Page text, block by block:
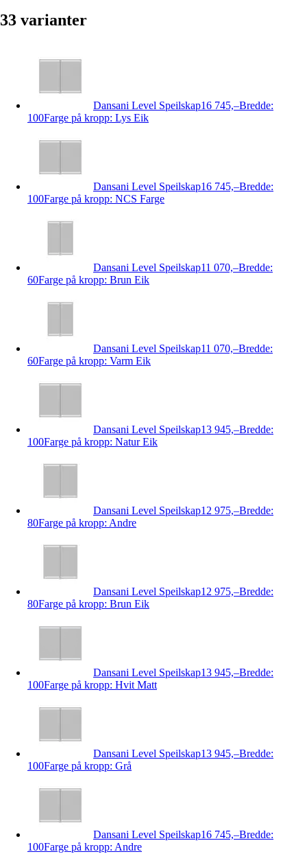
33 varianter
Dansani Level Speilskap16 745,–Bredde:
100Farge på kropp: Lys Eik
Dansani Level Speilskap16 745,–Bredde:
100Farge på kropp: NCS Farge
Dansani Level Speilskap11 070,–Bredde:
60Farge på kropp: Brun Eik
Dansani Level Speilskap11 070,–Bredde:
60Farge på kropp: Varm Eik
Dansani Level Speilskap13 945,–Bredde:
100Farge på kropp: Natur Eik
Dansani Level Speilskap12 975,–Bredde:
80Farge på kropp: Andre
Dansani Level Speilskap12 975,–Bredde:
80Farge på kropp: Brun Eik
Dansani Level Speilskap13 945,–Bredde:
100Farge på kropp: Hvit Matt
Dansani Level Speilskap13 945,–Bredde:
100Farge på kropp: Grå
Dansani Level Speilskap16 745,–Bredde:
100Farge på kropp: Andre